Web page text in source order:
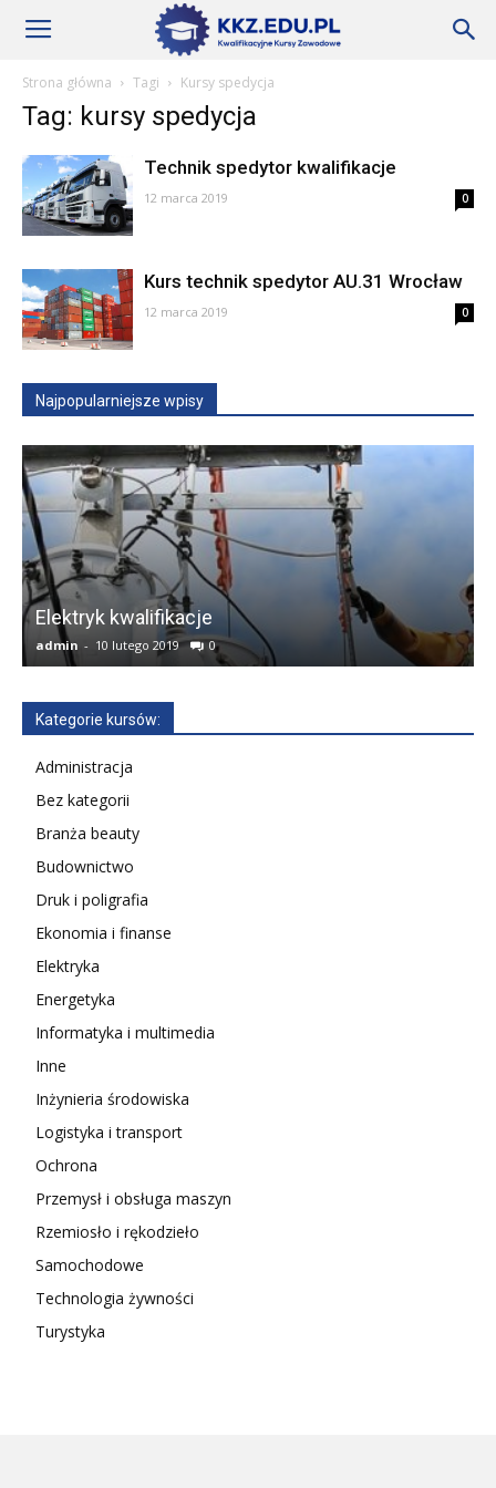
Szkoły
KKZ
Aktualności
Strona główna Tagi Kursy spedycja
Tag: kursy spedycja
Technik spedytor kwalifikacje
12 marca 2019 0
Kurs technik spedytor AU.31 Wrocław
12 marca 2019 0
Najpopularniejsze wpisy
Elektryk kwalifikacje
admin - 10 lutego 2019 0
Kategorie kursów:
Administracja
Bez kategorii
Branża beauty
Budownictwo
Druk i poligrafia
Ekonomia i finanse
Elektryka
Energetyka
Informatyka i multimedia
Inne
Inżynieria środowiska
Logistyka i transport
Ochrona
Przemysł i obsługa maszyn
Rzemiosło i rękodzieło
Samochodowe
Technologia żywności
Turystyka